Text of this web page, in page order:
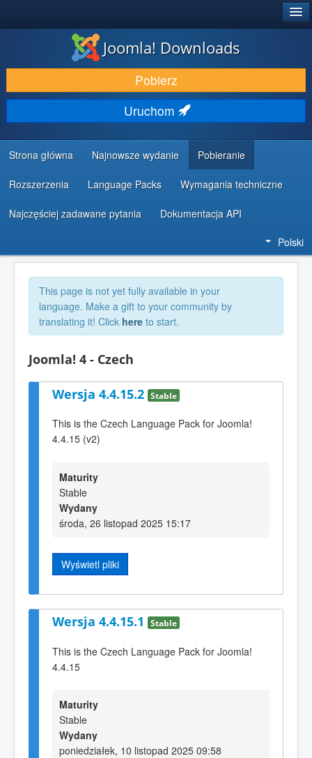
DODATKI I ROZSZERZENIA
ODKRYJ & POZNAJ
SPOŁECZNOŚĆ & WSPARCIE
ZASOBY DLA PROGRAMISTÓW
Joomla! Downloads
Pobierz
Uruchom
Strona główna Najnowsze wydanie Pobieranie
Rozszerzenia Language Packs Wymagania techniczne
Najczęściej zadawane pytania Dokumentacja API
Polski
This page is not yet fully available in your
language. Make a gift to your community by
translating it! Click here to start.
Joomla! 4 - Czech
Wersja 4.4.15.2 Stable
This is the Czech Language Pack for Joomla!
4.4.15 (v2)
Maturity
Stable
Wydany
środa, 26 listopad 2025 15:17
Wyświetl pliki
Wersja 4.4.15.1 Stable
This is the Czech Language Pack for Joomla!
4.4.15
Maturity
Stable
Wydany
poniedziałek, 10 listopad 2025 09:58